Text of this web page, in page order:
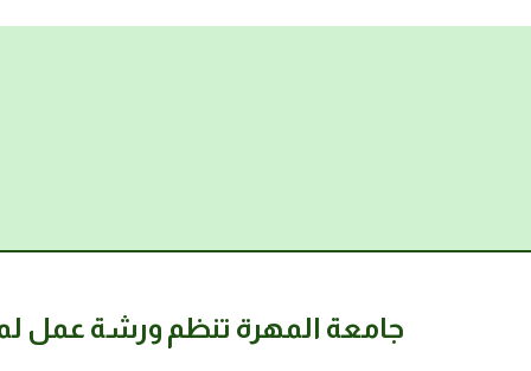
جامعة المهرة تنظم ورشة عمل لمراجعة